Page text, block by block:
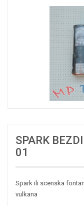
SPARK
01
Spark ili scenska
vulkana